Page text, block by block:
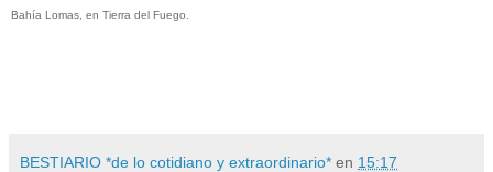
Bahía Lomas, en Tierra del Fuego.
BESTIARIO *de lo cotidiano y extraordinario* en 15:17